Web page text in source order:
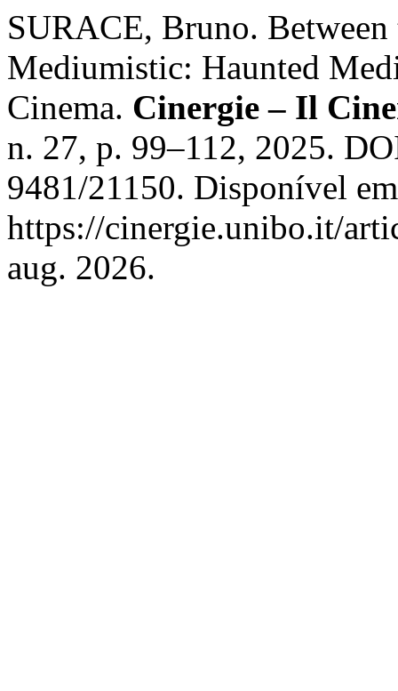
SURACE, Bruno.
Mediumistic: Haunted
Cinema. Cinergie – Il
n. 27, p. 99–112, 2025.
9481/21150. Disponível
https://cinergie.unibo.it/
aug. 2026.